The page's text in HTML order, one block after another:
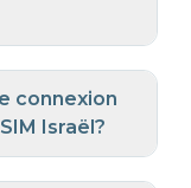
connexion
Israël?